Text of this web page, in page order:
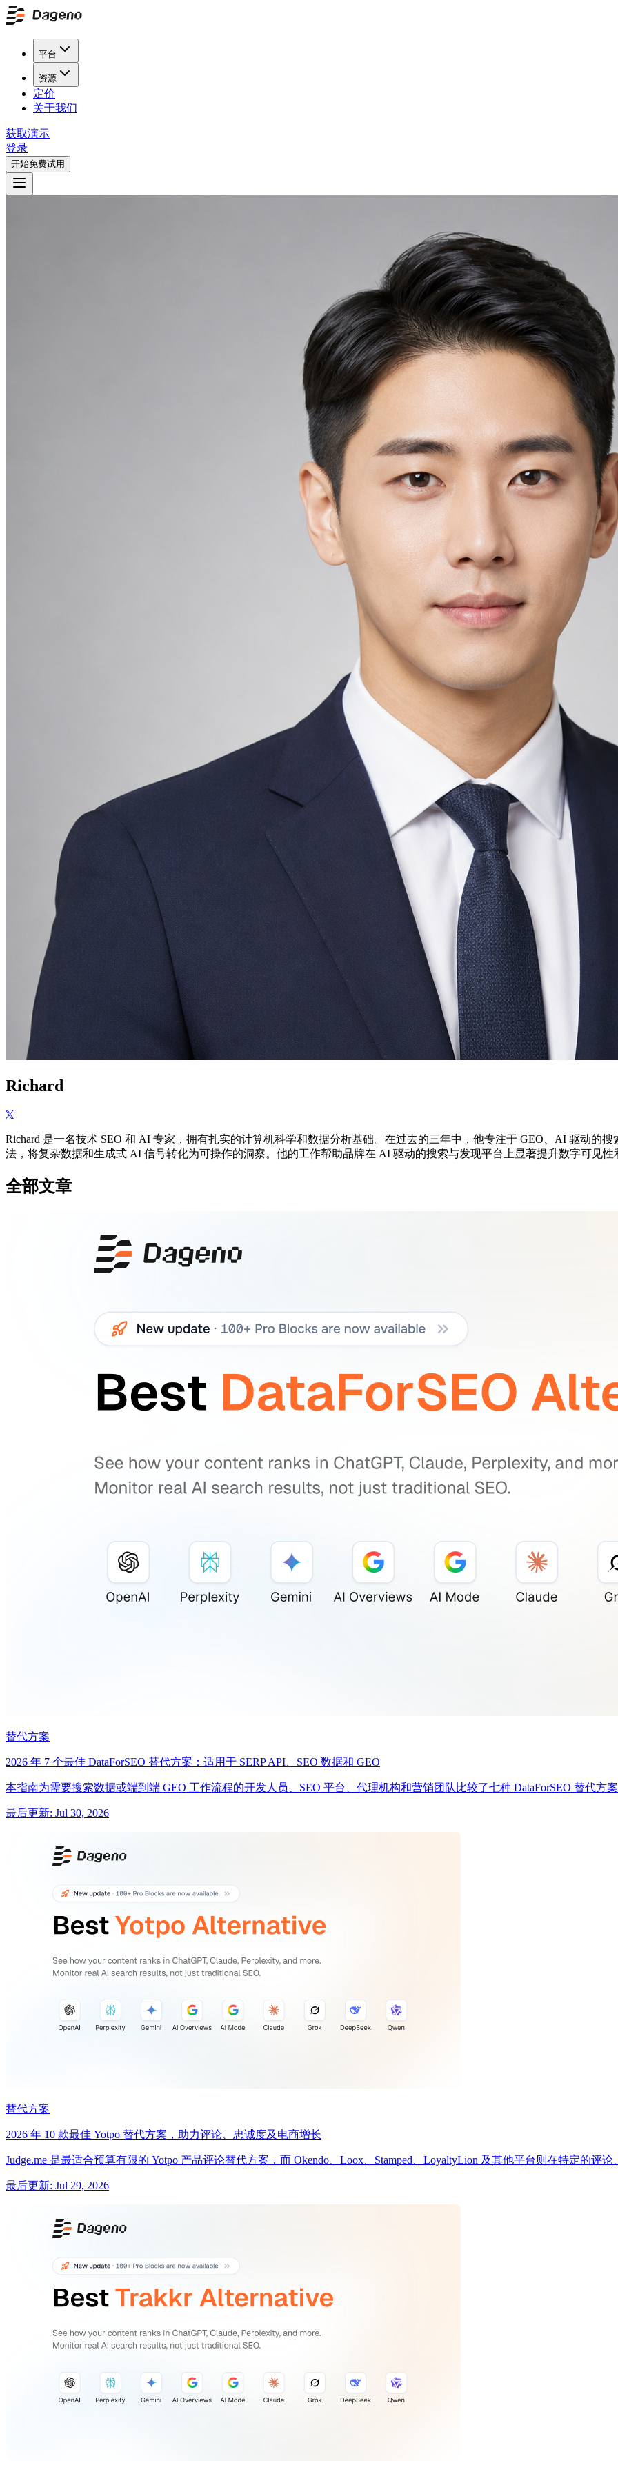
平台
资源
定价
关于我们
获取演示
登录
开始免费试用
Richard
Richard 是一名技术 SEO 和 AI 专家，拥有扎实的计算机科学和数据分析基础。在过去的三年中，他专注于 GEO、AI 驱动的
法，将复杂数据和生成式 AI 信号转化为可操作的洞察。他的工作帮助品牌在 AI 驱动的搜索与发现平台上显著提升数字可见性
全部文章
替代方案
2026 年 7 个最佳 DataForSEO 替代方案：适用于 SERP API、SEO 数据和 GEO
本指南为需要搜索数据或端到端 GEO 工作流程的开发人员、SEO 平台、代理机构和营销团队比较了七种 DataForSEO 替代方
最后更新: Jul 30, 2026
替代方案
2026 年 10 款最佳 Yotpo 替代方案，助力评论、忠诚度及电商增长
Judge.me 是最适合预算有限的 Yotpo 产品评论替代方案，而 Okendo、Loox、Stamped、LoyaltyLion 及其他平台则在特定的评
最后更新: Jul 29, 2026